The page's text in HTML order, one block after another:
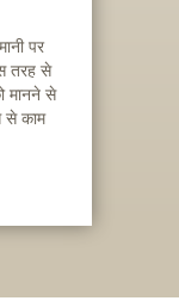
पर
तरह से
मानने से
से काम